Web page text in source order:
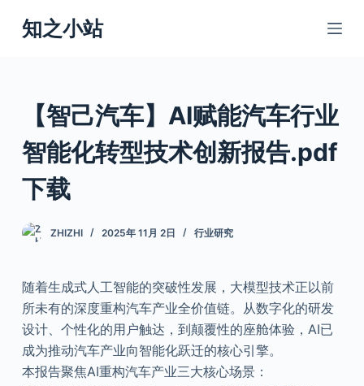
跳
过
知之小站
【智己汽车】AI赋能汽车行业
智能化转型技术创新报告.pdf
下载
ZHIZHI 2025年 11月 2日 行业研究
随着生成式人工智能的突破性发展，大模型技术正以前
所未有的深度重构汽车产业全价值链。从数字化的研发
设计、个性化的用户触达，到颠覆性的座舱体验，AI已
成为推动汽车产业向智能化跃迁的核心引擎。
本报告聚焦AI重构汽车产业三大核心场景：